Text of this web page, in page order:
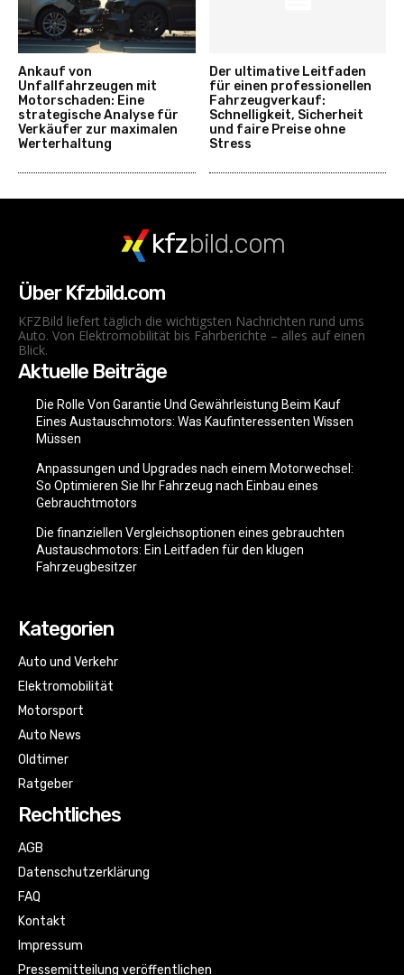
Ankauf von
Unfallfahrzeugen mit
Motorschaden: Eine
strategische Analyse für
Verkäufer zur maximalen
Werterhaltung
Der ultimative Leitfaden
für einen professionellen
Fahrzeugverkauf:
Schnelligkeit, Sicherheit
und faire Preise ohne
Stress
kfzbild.com
Über Kfzbild.com
KFZBild liefert täglich die wichtigsten Nachrichten rund ums
Auto. Von Elektromobilität bis Fahrberichte – alles auf einen
Blick.
Aktuelle Beiträge
Die Rolle Von Garantie Und Gewährleistung Beim Kauf
Eines Austauschmotors: Was Kaufinteressenten Wissen
Müssen
Anpassungen und Upgrades nach einem Motorwechsel:
So Optimieren Sie Ihr Fahrzeug nach Einbau eines
Gebrauchtmotors
Die finanziellen Vergleichsoptionen eines gebrauchten
Austauschmotors: Ein Leitfaden für den klugen
Fahrzeugbesitzer
Kategorien
Auto und Verkehr
Elektromobilität
Motorsport
Auto News
Oldtimer
Ratgeber
Rechtliches
AGB
Datenschutzerklärung
FAQ
Kontakt
Impressum
Pressemitteilung veröffentlichen